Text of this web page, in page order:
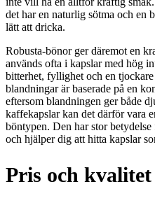
det har en naturlig sötma och en
lätt att dricka.
Robusta-bönor ger däremot en
används ofta i kapslar med hög
bitterhet, fyllighet och en
blandningar är baserade på en
eftersom blandningen ger både
kaffekapslar kan det därför vara
böntypen. Den har stor
och hjälper dig att hitta kapslar
Pris och